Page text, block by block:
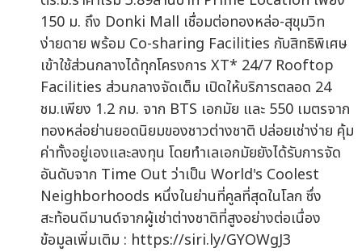
150 ม. ถึง Donki Mall เชื่อมต่อทองหล่อ-สุขุมวิท
ง่ายดาย พร้อม Co-sharing Facilities กับสิทธิพิเศษ
เข้าใช้ส่วนกลางได้ทุกโครงการ XT* 24/7 Rooftop
Facilities ส่วนกลางจัดเต็ม เปิดให้บริการตลอด 24
ชม.เพียง 1.2 กม. จาก BTS เอกมัย และ 550 เมตรจาก
ทองหล่อย่านยอดนิยมของชาวต่างชาติ ปล่อยเช่าง่าย คุ้ม
ค่าทั้งอยู่เองและลงทุน โดยทำเลเอกมัยยังได้รับการจัด
อันดับจาก Time Out ว่าเป็น World's Coolest
Neighborhoods หนึ่งในย่านที่คูลที่สุดในโลก ซึ่ง
สะท้อนดีมานด์จากผู้เช่าต่างชาติที่สูงอย่างต่อเนื่อง
ข้อมูลเพิ่มเติม : https://siri.ly/GYOWgJ3